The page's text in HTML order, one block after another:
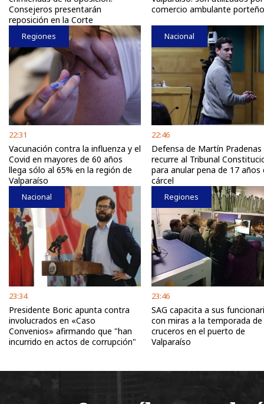
Consejeros presentarán
reposición en la Corte
comercio ambulante porteño
Regiones
22:31
Vacunación contra la influenza y el
Covid en mayores de 60 años
llega sólo al 65% en la región de
Valparaíso
Nacional
22:46
Defensa de Martín Pradenas
recurre al Tribunal
para anular pena de 17 años
cárcel
Nacional
23:34
Presidente Boric apunta contra
involucrados en «Caso
Convenios» afirmando que "han
incurrido en actos de corrupción"
Regiones
23:46
SAG capacita a sus
con miras a la temporada de
cruceros en el puerto de
Valparaíso